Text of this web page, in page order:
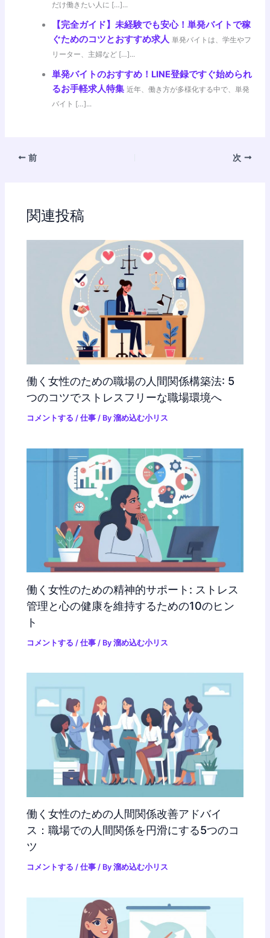
だけ働きたい人に […]...
【完全ガイド】未経験でも安心！単発バイトで稼
ぐためのコツとおすすめ求人 単発バイトは、学生やフ
リーター、主婦など […]...
単発バイトのおすすめ！LINE登録ですぐ始められ
るお手軽求人特集 近年、働き方が多様化する中で、単発
バイト […]...
前 次
関連投稿
働く女性のための職場の人間関係構築法: 5
つのコツでストレスフリーな職場環境へ
コメントする /仕事 / By溜め込む小リス
働く女性のための精神的サポート: ストレス
管理と心の健康を維持するための10のヒン
ト
コメントする /仕事 / By溜め込む小リス
働く女性のための人間関係改善アドバイ
ス：職場での人間関係を円滑にする5つのコ
ツ
コメントする /仕事 / By溜め込む小リス